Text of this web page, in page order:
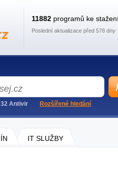
IT SLUŽBY
11882 programů ke
Poslední aktualizace před 578 dny
Antivir Rozšířené hledání